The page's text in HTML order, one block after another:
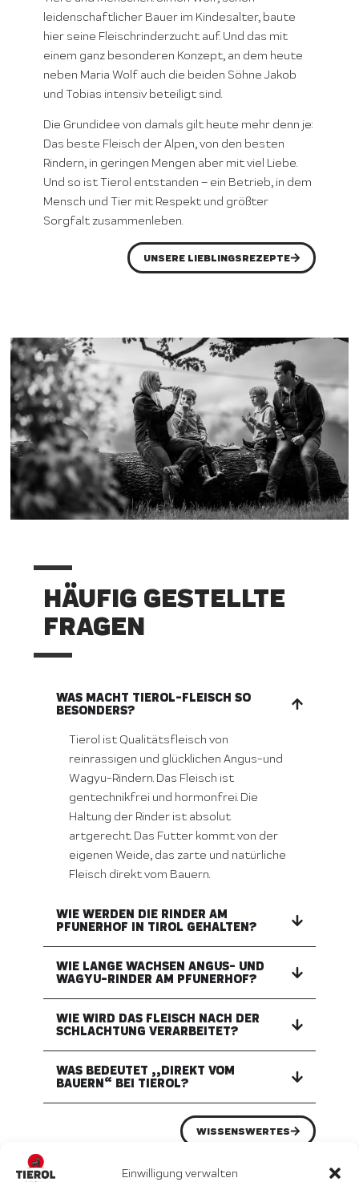
Einwilligung verwalten
leidenschaftlicher Bauer im Kindesalter, baute
hier seine Fleischrinderzucht auf. Und das mit
einem ganz besonderen Konzept, an dem heute
neben Maria Wolf auch die beiden Söhne Jakob
und Tobias intensiv beteiligt sind.
Die Grundidee von damals gilt heute mehr denn je:
Das beste Fleisch der Alpen, von den besten
Rindern, in geringen Mengen aber mit viel Liebe.
Und so ist Tierol entstanden – ein Betrieb, in dem
Mensch und Tier mit Respekt und größter
Sorgfalt zusammenleben.
UNSERE LIEBLINGSREZEPTE
HÄUFIG GESTELLTE
FRAGEN
WAS MACHT TIEROL-FLEISCH SO
BESONDERS?
Tierol ist Qualitätsfleisch von
reinrassigen und glücklichen Angus-und
Wagyu-Rindern. Das Fleisch ist
gentechnikfrei und hormonfrei. Die
Haltung der Rinder ist absolut
artgerecht. Das Futter kommt von der
eigenen Weide, das zarte und natürliche
Fleisch direkt vom Bauern.
WIE WERDEN DIE RINDER AM
PFUNERHOF IN TIROL GEHALTEN?
WIE LANGE WACHSEN ANGUS- UND
WAGYU-RINDER AM PFUNERHOF?
WIE WIRD DAS FLEISCH NACH DER
SCHLACHTUNG VERARBEITET?
WAS BEDEUTET „„DIREKT VOM
BAUERN“ BEI TIEROL?
WISSENSWERTES